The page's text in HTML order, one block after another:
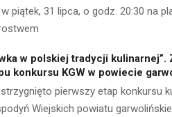
piątek, 31 lipca, o godz. 20:30 na
w polskiej tradycji kulinarnej”.
konkursu KGW w powiecie
pierwszy etap konkursu
Wiejskich powiatu